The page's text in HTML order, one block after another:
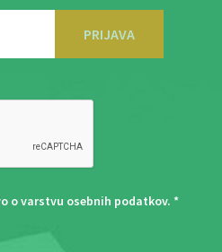
PRIJAVA
o varstvu osebnih podatkov. *